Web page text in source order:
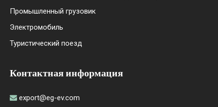
Промышленный грузовик
Электромобиль
Туристический поезд
Контактная информация
 export@eg-ev.com